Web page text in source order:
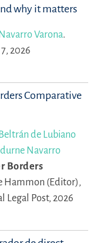
why it matters
Varona.
2026
Comparative
de Lubiano
Navarro
Borders
Hammon (Editor),
Legal Post, 2026